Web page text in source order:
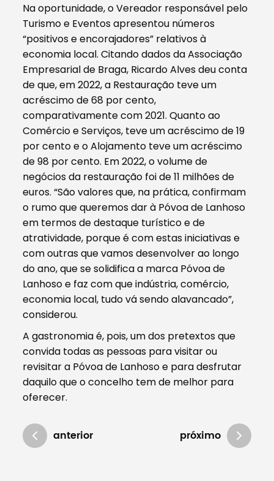
Na oportunidade, o Vereador responsável pelo
Turismo e Eventos apresentou números
“positivos e encorajadores” relativos à
economia local. Citando dados da Associação
Empresarial de Braga, Ricardo Alves deu conta
de que, em 2022, a Restauração teve um
acréscimo de 68 por cento,
comparativamente com 2021. Quanto ao
Comércio e Serviços, teve um acréscimo de 19
por cento e o Alojamento teve um acréscimo
de 98 por cento. Em 2022, o volume de
negócios da restauração foi de 11 milhões de
euros. “São valores que, na prática, confirmam
o rumo que queremos dar à Póvoa de Lanhoso
em termos de destaque turístico e de
atratividade, porque é com estas iniciativas e
com outras que vamos desenvolver ao longo
do ano, que se solidifica a marca Póvoa de
Lanhoso e faz com que indústria, comércio,
economia local, tudo vá sendo alavancado”,
considerou.
A gastronomia é, pois, um dos pretextos que
convida todas as pessoas para visitar ou
revisitar a Póvoa de Lanhoso e para desfrutar
daquilo que o concelho tem de melhor para
oferecer.
anterior próximo